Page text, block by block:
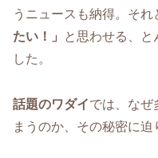
うニュースも納得。そ
たい！」
と思わせる、と
した。
話題のワダイでは、なぜ
まうのか、その秘密に迫